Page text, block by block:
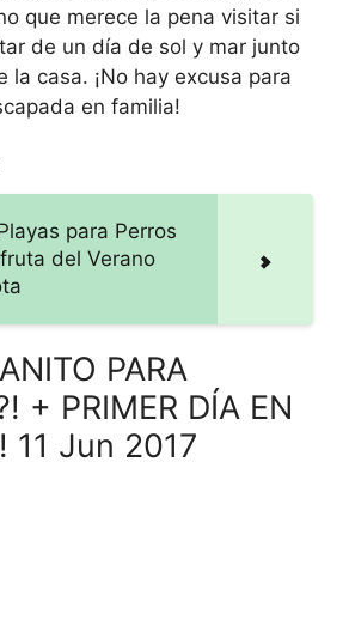
que merece la pena visitar si
de un día de sol y mar junto
la casa. ¡No hay excusa para
en familia!
para Perros
del Verano
PARA
+ PRIMER DÍA EN
11 Jun 2017